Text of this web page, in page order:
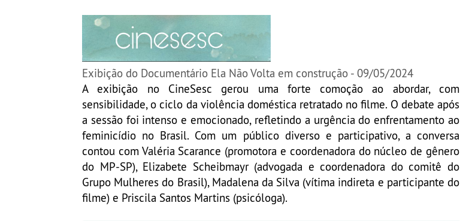
Exibição do Documentário Ela Não Volta em construção - 09/05/2024
A exibição no CineSesc gerou uma forte comoção ao abordar, com
sensibilidade, o ciclo da violência doméstica retratado no filme. O debate após
a sessão foi intenso e emocionado, refletindo a urgência do enfrentamento ao
feminicídio no Brasil. Com um público diverso e participativo, a conversa
contou com Valéria Scarance (promotora e coordenadora do núcleo de gênero
do MP-SP), Elizabete Scheibmayr (advogada e coordenadora do comitê do
Grupo Mulheres do Brasil), Madalena da Silva (vítima indireta e participante do
filme) e Priscila Santos Martins (psicóloga).